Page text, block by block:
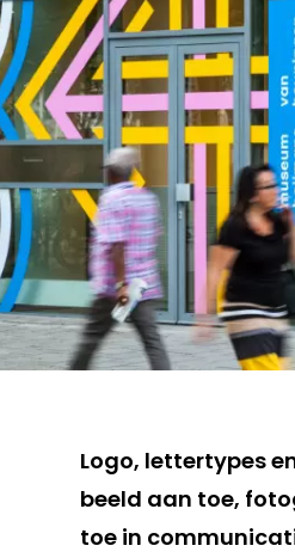
Logo, lettertypes
beeld aan toe,
toe in